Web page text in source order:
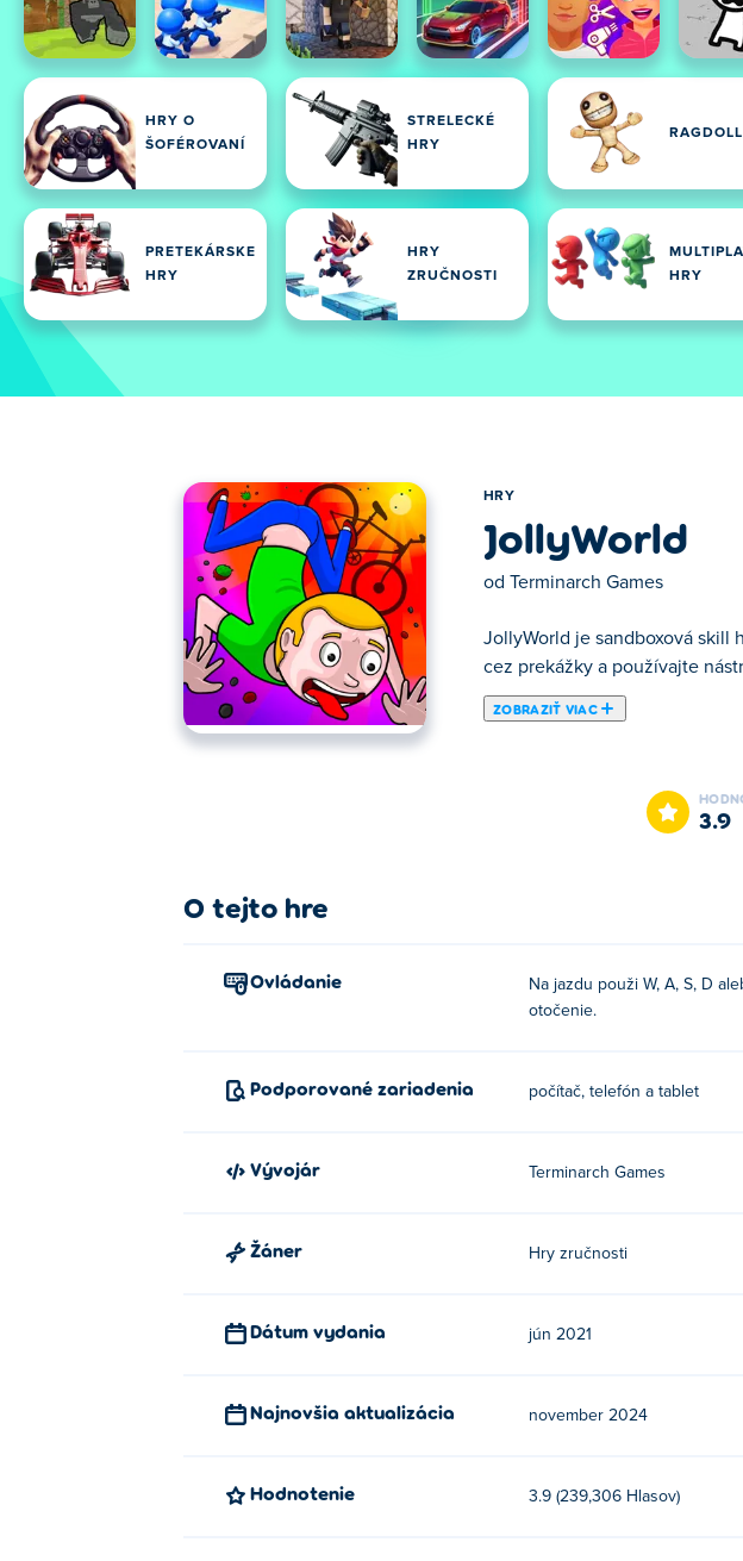
HRY O
ŠOFÉROVANÍ
STRELECKÉ
HRY
PRETEKÁRSKE
HRY
HRY
ZRUČNOSTI
HRY
HRY
JollyWorld
od Terminarch Games
JollyWorld je sandboxová skill
cez prekážky a používajte
ZOBRAZIŤ VIAC
Tu si môžete zahrať JollyWorld. JollyWorld je jednou z našich
3.9
O tejto hre
Ovládanie
Na jazdu použi W, A, S, D
otočenie.
Podporované zariadenia počítač, telefón a tablet
Vývojár Terminarch Games
Žáner Hry zručnosti
Dátum vydania jún 2021
Najnovšia aktualizácia november 2024
Hodnotenie 3.9 (239,306 Hlasov)